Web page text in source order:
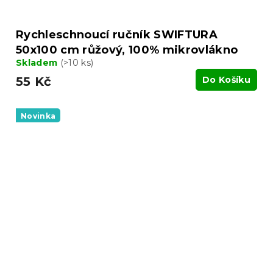
Rychleschnoucí ručník SWIFTURA
50x100 cm růžový, 100% mikrovlákno
Skladem (>10 ks)
55 Kč Do Košíku
Novinka